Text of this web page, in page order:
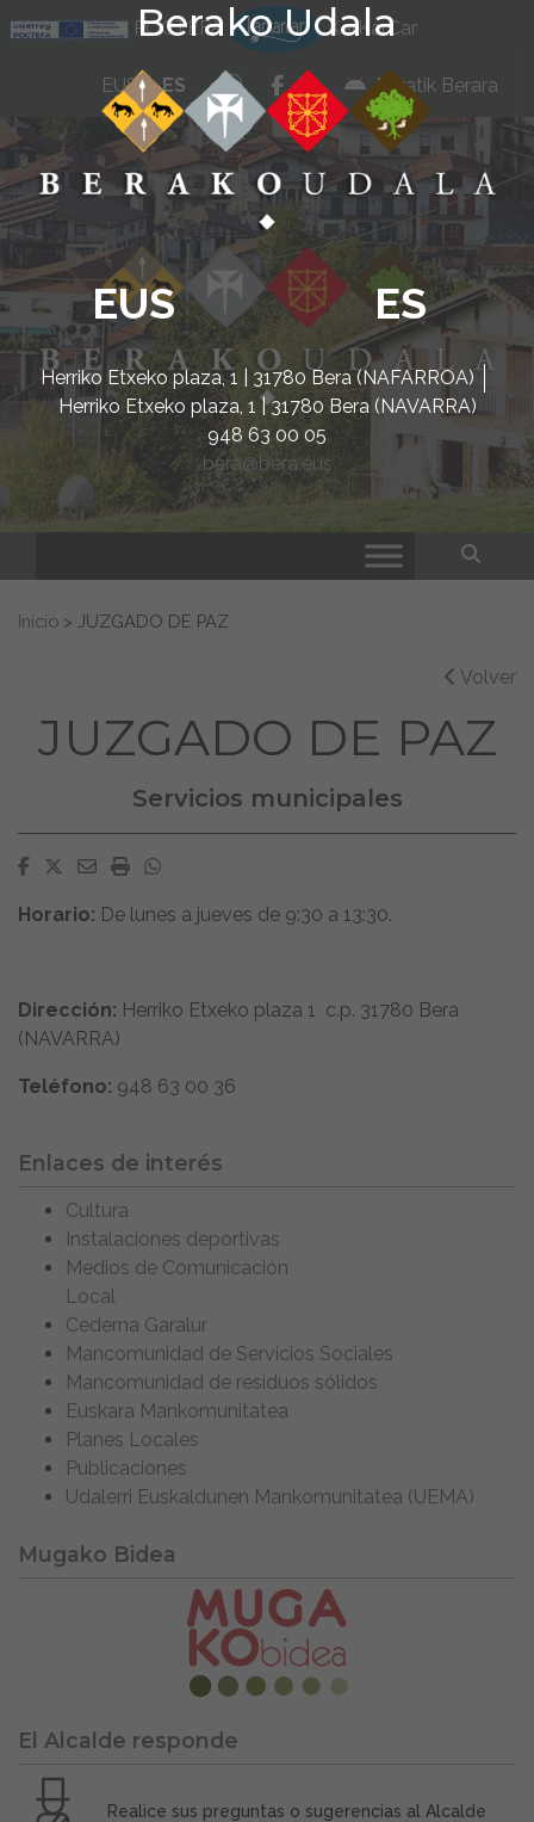
Berako Udala
EUS ES
Herriko Etxeko plaza, 1 | 31780 Bera (NAFARROA)
Herriko Etxeko plaza, 1 | 31780 Bera (NAVARRA)
948 63 00 05
bera@bera.eus
POCTEFA KarKarCar
EUS ES whatsapp
facebook
instagram
Beratik Berara
Buscar:
Inicio > JUZGADO DE PAZ
Volver
JUZGADO DE PAZ
Servicios municipales
Facebook
Twitter
EmailImprimirWhatsapp
Horario: De lunes a jueves de 9:30 a 13:30.
Dirección: Herriko Etxeko plaza 1 c.p. 31780 Bera
(NAVARRA)
Teléfono: 948 63 00 36
Enlaces de interés
Cultura
Instalaciones deportivas
Medios de Comunicación
Local
Cederna Garalur
Mancomunidad de Servicios Sociales
Mancomunidad de residuos sólidos
Euskara Mankomunitatea
Planes Locales
Publicaciones
Udalerri Euskaldunen Mankomunitatea (UEMA)
Mugako Bidea
El Alcalde responde
Realice sus preguntas o sugerencias al Alcalde